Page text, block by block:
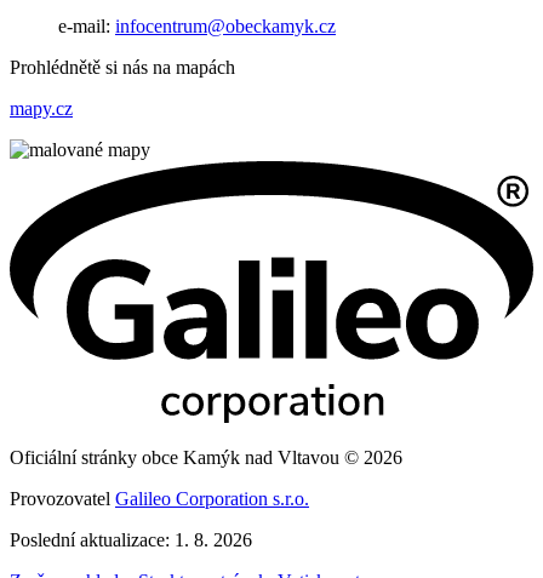
e-mail: infocentrum@obeckamyk.cz
Prohlédnětě si nás na mapách
mapy.cz
Oficiální stránky obce Kamýk nad Vltavou © 2026
Provozovatel Galileo Corporation s.r.o.
Poslední aktualizace: 1. 8. 2026